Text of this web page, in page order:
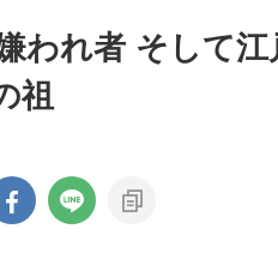
われ者 そして江
祖